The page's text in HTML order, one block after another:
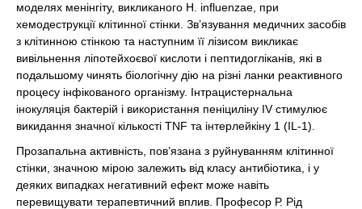
моделях менінгіту, викликаного H. іnfluenzae, при
хемодеструкції клітинної стінки. Зв’язування медичних засобів
з клітинною стінкою та наступним її лізисом викликає
вивільнення ліпотейхоєвої кислоти і пептидогліканів, які в
подальшому чинять біологічну дію на різні ланки реактивного
процесу інфікованого організму. Інтрацистернальна
інокуляція бактерій і використання пеніциліну IV стимулює
викидання значної кількості TNF та інтерлейкіну 1 (IL-1).
Прозапальна активність, пов’язана з руйнуванням клітинної
стінки, значною мірою залежить від класу антибіотика, і у
деяких випадках негативний ефект може навіть
перевищувати терапевтичний вплив. Професор Р. Рід